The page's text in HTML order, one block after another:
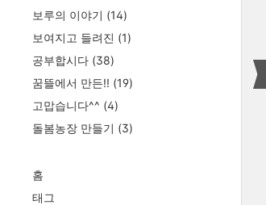
보루의 이야기 (14)
보여지고 들려진 (1)
공부합시다 (38)
꿈뜰에서 만든!! (19)
고맙습니다^^ (4)
돌봄농장 만들기 (3)
홈
태그